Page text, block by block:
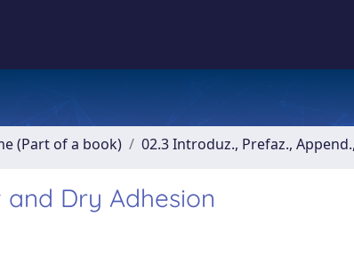
(Part of a book) 02.3 Introduz., Prefaz.,
Dry Adhesion